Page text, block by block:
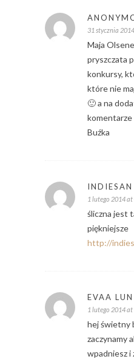
31 stycznia
Maja
pryszczata
konkursy,
które nie
🙂 a na
komentarze
Buźka
INDIESAN
1 lutego 2014
śliczna jest
piękniejsze
http://
EVAA
1 lutego 2014
hej świetny
zaczynamy
wpadniesz i